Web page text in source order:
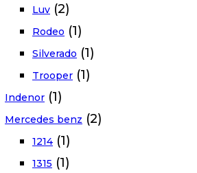
Luv (2)
Rodeo (1)
Silverado (1)
Trooper (1)
Indenor (1)
Mercedes benz (2)
1214 (1)
1315 (1)